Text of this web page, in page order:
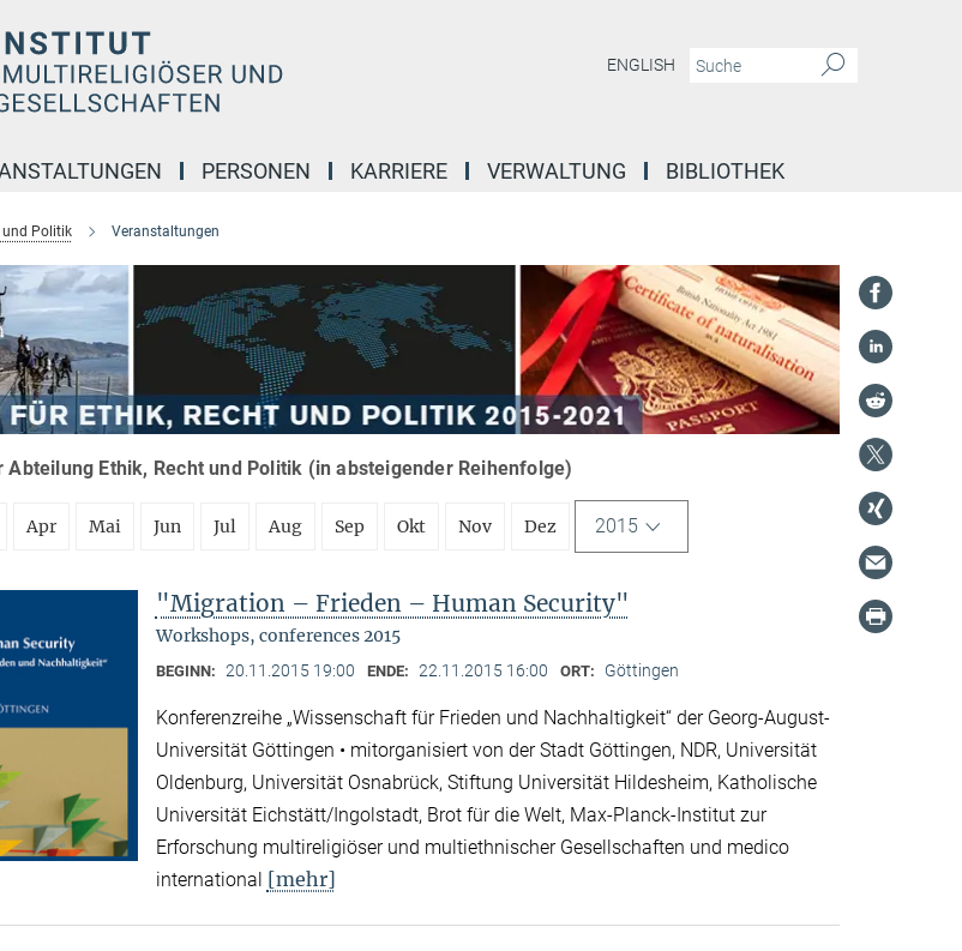
ENGLISH
PERSONEN KARRIERE VERWALTUNG BIBLIOTHEK
und Politik Veranstaltungen
Abteilung Ethik, Recht und Politik (in absteigender Reihenfolge)
Apr Mai Jun Jul Aug Sep Okt Nov Dez 2015
"Migration – Frieden – Human Security"
Workshops, conferences 2015
BEGINN: 20.11.2015 19:00 ENDE: 22.11.2015 16:00 ORT: Göttingen
Konferenzreihe „Wissenschaft für Frieden und Nachhaltigkeit“ der Georg-August-
Universität Göttingen • mitorganisiert von der Stadt Göttingen, NDR, Universität
Oldenburg, Universität Osnabrück, Stiftung Universität Hildesheim, Katholische
Universität Eichstätt/Ingolstadt, Brot für die Welt, Max-Planck-Institut zur
Erforschung multireligiöser und multiethnischer Gesellschaften und medico
international [mehr]